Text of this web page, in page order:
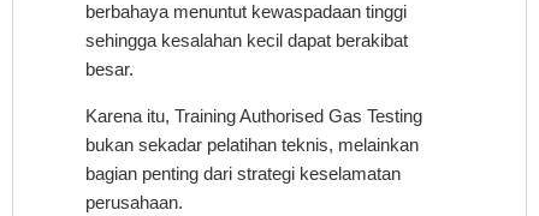
berbahaya menuntut kewaspadaan tinggi
sehingga kesalahan kecil dapat berakibat
besar.
Karena itu, Training Authorised Gas Testing
bukan sekadar pelatihan teknis, melainkan
bagian penting dari strategi keselamatan
perusahaan.